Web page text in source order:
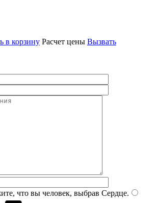
в корзину Расчет цены Вызвать
что вы человек, выбрав Сердце.